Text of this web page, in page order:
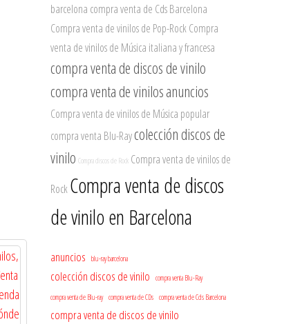
barcelona compra venta de Cds Barcelona
Compra venta de vinilos de Pop-Rock Compra
venta de vinilos de Música italiana y francesa
compra venta de discos de vinilo
compra venta de vinilosanuncios
Compra venta de vinilos de Música popular
compra venta Blu-Ray colección discos de
vinilo Compra discos de Rock Compra venta de vinilos de
Rock Compra venta de discos
de vinilo en Barcelona
anuncios blu-ray barcelona
colección discos de vinilo
compra venta Blu-Ray
compra venta de Blu-ray
compra venta de CDs compra venta de Cds Barcelona
compra venta de discos de vinilo